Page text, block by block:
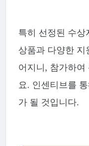
특히 선정된 수상
상품과 다양한 지
어지니, 참가하여
요. 인센티브를
가 될 것입니다.